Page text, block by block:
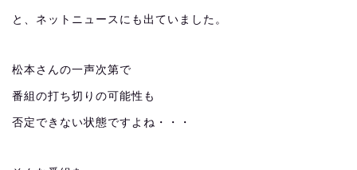
と、ネットニュースにも出ていました。
松本さんの一声次第で
番組の打ち切りの可能性も
否定できない状態ですよね・・・